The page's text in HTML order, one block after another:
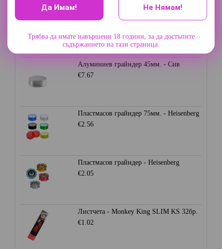
Грайндер 3 части - Champ High
Алуминиев грайндер 45мм. - Сив
€7.67
Пластмасов грайндер 75мм. - Heisenberg
€2.56
Пластмасов грайндер - Heisenberg
€2.05
Листчета - Monkey King SLIM KS 32бр.
€1.02
Да Имам! Не Нямам!
Трябва да имате навършени 18 години, за да достъпите
съдържанието на тази страница.